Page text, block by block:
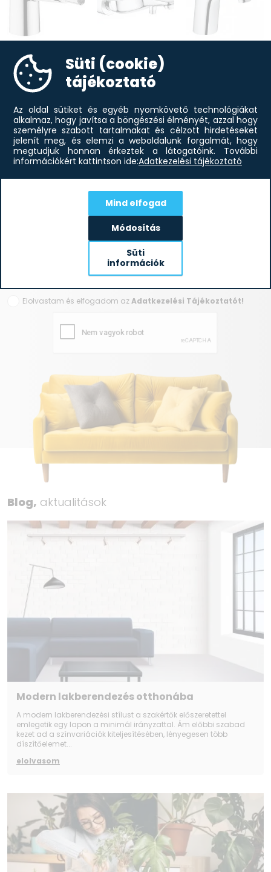
Bidé csaptelep Kád csaptelep
Zuhanykeverő Zuhanyszett
Iratkozz fel hírlevelünkre!
Értesülj elsőként aktuális akcióinkról!
Elolvastam és elfogadom azAdatkezelési Tájékoztatót!
Blog, aktualitások
Modern lakberendezés otthonába
A modern lakberendezési stílust a szakértők előszeretettel
emlegetik egy lapon a minimál irányzattal. Ám előbbi szabad
kezet ad a színvariációk kiteljesítésében, lényegesen több
díszítőelemet...
elolvasom
Süti (cookie)
tájékoztató
Az oldal sütiket és egyéb nyomkövető technológiákat
alkalmaz, hogy javítsa a böngészési élményét, azzal hogy
személyre szabott tartalmakat és célzott hirdetéseket
jelenít meg, és elemzi a weboldalunk forgalmát, hogy
megtudjuk honnan érkeztek a látogatóink.
További
információkért kattintson ide:Adatkezelési tájékoztató
Mind elfogad
Módosítás
Süti
információk